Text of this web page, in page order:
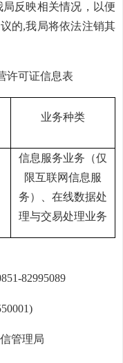
反映相关情况，以便
的,我局将依法注销其
许可证信息表
业务种类
信息服务业务（仅
限互联网信息服
务）、在线数据处
理与交易处理业务
82995089
管理局